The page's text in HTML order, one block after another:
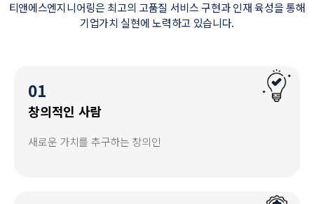
티앤에스엔지니어링은 최고의 고품질 서비스 구현과 인재 육성을 통해
기업가치 실현에 노력하고 있습니다.
01
창의적인 사람
새로운 가치를 추구하는 창의인